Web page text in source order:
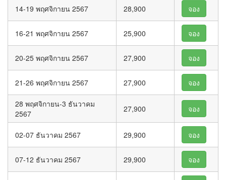
14-19 พฤศจิกายน 2567 28,900 จอง
16-21 พฤศจิกายน 2567 25,900 จอง
20-25 พฤศจิกายน 2567 27,900 จอง
21-26 พฤศจิกายน 2567 27,900 จอง
28 พฤศจิกายน-3 ธันวาคม
2567
27,900 จอง
02-07 ธันวาคม 2567 29,900 จอง
07-12 ธันวาคม 2567 29,900 จอง